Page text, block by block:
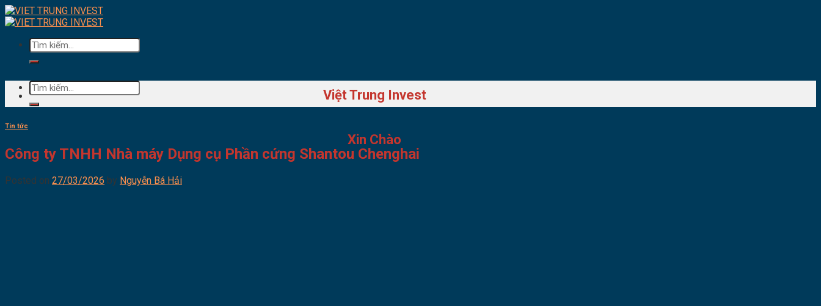
Skip
to
Tìm
kiếm:
Việt Trung Invest
Xin Chào
Tìm
kiếm:
Tin tức
Công ty TNHH Nhà máy Dụng cụ Phần cứng Shantou Chenghai
Posted on 27/03/2026 by Nguyễn Bá Hải